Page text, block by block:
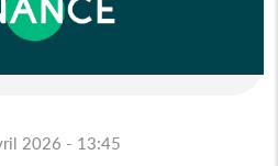
2026 - 13:45